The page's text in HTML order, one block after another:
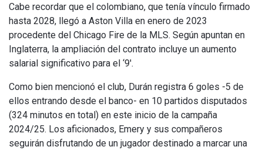
Cabe recordar que el colombiano, que tenía vínculo firmado
hasta 2028, llegó a Aston Villa en enero de 2023
procedente del Chicago Fire de la MLS. Según apuntan en
Inglaterra, la ampliación del contrato incluye un aumento
salarial significativo para el ‘9′.
Como bien mencionó el club, Durán registra 6 goles -5 de
ellos entrando desde el banco- en 10 partidos disputados
(324 minutos en total) en este inicio de la campaña
2024/25. Los aficionados, Emery y sus compañeros
seguirán disfrutando de un jugador destinado a marcar una